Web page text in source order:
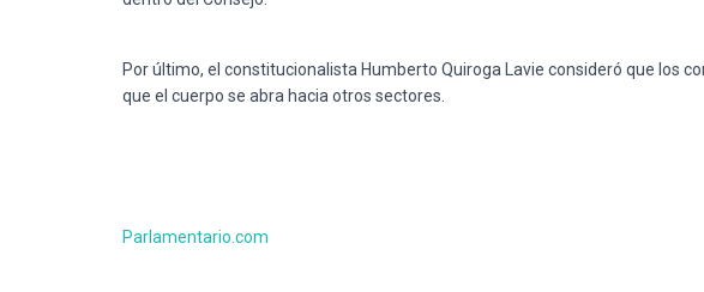
Por último, el constitucionalista Humberto Quiroga Lavie consideró que los
que el cuerpo se abra hacia otros sectores.
Parlamentario.com